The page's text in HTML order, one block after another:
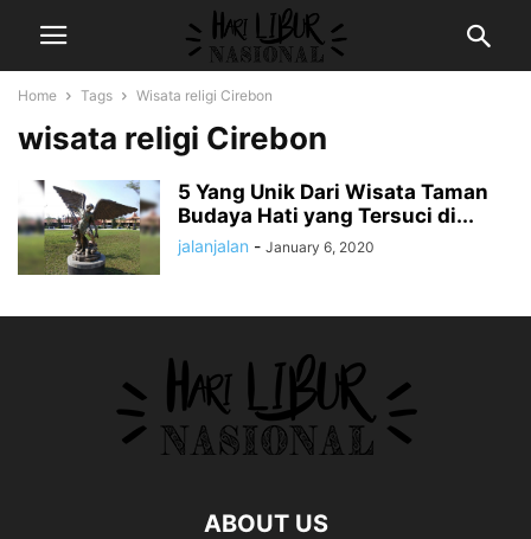
Home Tags Wisata religi Cirebon
wisata religi Cirebon
5 Yang Unik Dari Wisata Taman
Budaya Hati yang Tersuci di...
jalanjalan - January 6, 2020
ABOUT US